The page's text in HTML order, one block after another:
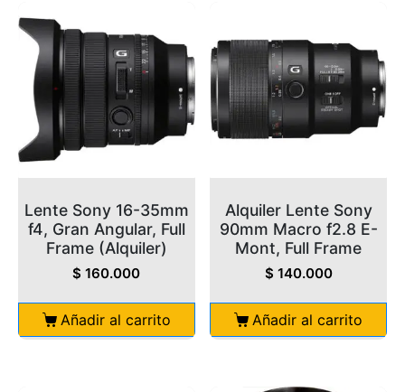
Lente Sony 16-35mm
f4, Gran Angular, Full
Frame (Alquiler)
$ 160.000
Añadir al carrito
Alquiler Lente Sony
90mm Macro f2.8 E-
Mont, Full Frame
$ 140.000
Añadir al carrito